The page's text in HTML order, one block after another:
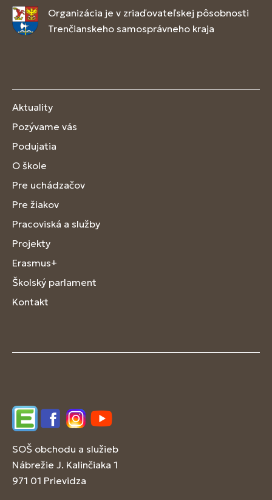
Organizácia je v zriaďovateľskej pôsobnosti
Trenčianskeho samosprávneho kraja
Aktuality
Pozývame vás
Podujatia
O škole
Pre uchádzačov
Pre žiakov
Pracoviská a služby
Projekty
Erasmus+
Školský parlament
Kontakt
EdupageFacebookInstagram
YouTube
SOŠ obchodu a služieb
Nábrežie J. Kalinčiaka 1
971 01 Prievidza